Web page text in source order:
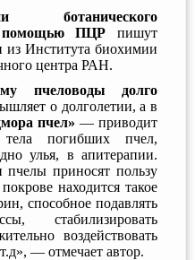
ботанического
помощью ПЦР пишут
из Института биохимии
центра РАН.
пчеловоды долго
о долголетии, а в
пчел» — приводит
тела погибших пчел,
улья, в апитерапии.
пчелы приносят пользу
находится такое
способное подавлять
стабилизировать
воздействовать
— отмечает автор.